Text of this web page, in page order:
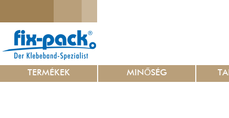
TERMÉKEK MINŐSÉG